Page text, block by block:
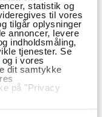
statistik og
til vores
tilgår oplysninger
annoncer, levere
indholdsmåling,
tjenester. Se
og i vores
dit samtykke
på "Privacy